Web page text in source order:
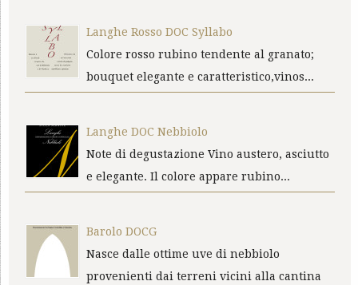
Langhe Rosso DOC Syllabo
Colore rosso rubino tendente al granato;
bouquet elegante e caratteristico,vinos...
Langhe DOC Nebbiolo
Note di degustazione Vino austero, asciutto
e elegante. Il colore appare rubino...
Barolo DOCG
Nasce dalle ottime uve di nebbiolo
provenienti dai terreni vicini alla cantina